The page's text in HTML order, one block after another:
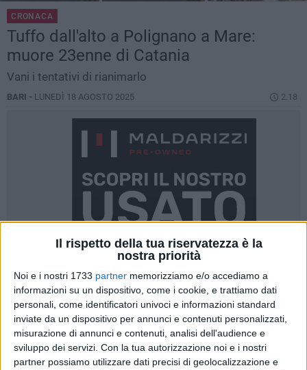
Il rispetto della tua riservatezza è la
nostra priorità
Noi e i nostri 1733 partner memorizziamo e/o accediamo a
informazioni su un dispositivo, come i cookie, e trattiamo dati
personali, come identificatori univoci e informazioni standard
inviate da un dispositivo per annunci e contenuti personalizzati,
misurazione di annunci e contenuti, analisi dell'audience e
sviluppo dei servizi. Con la tua autorizzazione noi e i nostri
partner possiamo utilizzare dati precisi di geolocalizzazione e
CRONACA
Tuffo dall'alto a Polignano a Mare:
muore 23enne di Catania
Vani i tentativi di rianimarlo
BARI - LUNEDÌ 18 AGOSTO 2025 2.18
4
A cura di
LA REDAZIONE